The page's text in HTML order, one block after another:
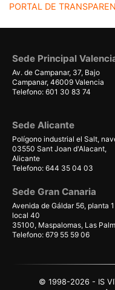
PORTAL DE
Sede Principal
Av. de Campanar, 37, Bajo
Campanar, 46009 Valencia
Telefono: 601 30 83 74
Sede Alicante
Polígono industrial el Salt,
03550 Sant Joan d'Alacant,
Alicante
Telefono: 644 35 04 03
Sede Gran Canaria
Avenida de Gáldar 56, planta 1
local 40
35100, Maspalomas, Las
Telefono: 679 55 59 06
© 1998-2026 - IS